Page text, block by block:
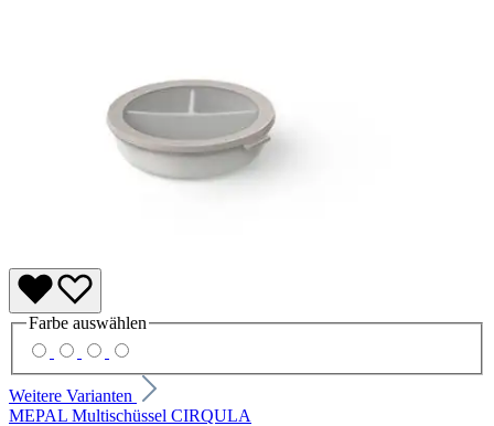
Farbe auswählen
Weitere Varianten
MEPAL Multischüssel CIRQULA